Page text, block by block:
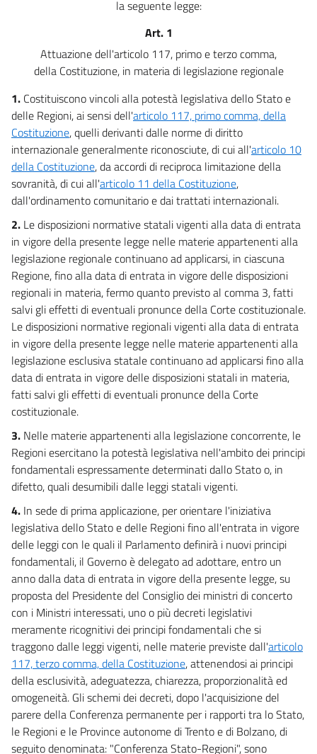
la seguente legge:
Art. 1
Attuazione dell'articolo 117, primo e terzo comma,
della Costituzione, in materia di legislazione regionale
1. Costituiscono vincoli alla potestà legislativa dello Stato e
delle Regioni, ai sensi dell'articolo 117, primo comma, della
Costituzione, quelli derivanti dalle norme di diritto
internazionale generalmente riconosciute, di cui all'articolo 10
della Costituzione, da accordi di reciproca limitazione della
sovranità, di cui all'articolo 11 della Costituzione,
dall'ordinamento comunitario e dai trattati internazionali.
2. Le disposizioni normative statali vigenti alla data di entrata
in vigore della presente legge nelle materie appartenenti alla
legislazione regionale continuano ad applicarsi, in ciascuna
Regione, fino alla data di entrata in vigore delle disposizioni
regionali in materia, fermo quanto previsto al comma 3, fatti
salvi gli effetti di eventuali pronunce della Corte costituzionale.
Le disposizioni normative regionali vigenti alla data di entrata
in vigore della presente legge nelle materie appartenenti alla
legislazione esclusiva statale continuano ad applicarsi fino alla
data di entrata in vigore delle disposizioni statali in materia,
fatti salvi gli effetti di eventuali pronunce della Corte
costituzionale.
3. Nelle materie appartenenti alla legislazione concorrente, le
Regioni esercitano la potestà legislativa nell'ambito dei principi
fondamentali espressamente determinati dallo Stato o, in
difetto, quali desumibili dalle leggi statali vigenti.
4. In sede di prima applicazione, per orientare l'iniziativa
legislativa dello Stato e delle Regioni fino all'entrata in vigore
delle leggi con le quali il Parlamento definirà i nuovi principi
fondamentali, il Governo è delegato ad adottare, entro un
anno dalla data di entrata in vigore della presente legge, su
proposta del Presidente del Consiglio dei ministri di concerto
con i Ministri interessati, uno o più decreti legislativi
meramente ricognitivi dei principi fondamentali che si
traggono dalle leggi vigenti, nelle materie previste dall'articolo
117, terzo comma, della Costituzione, attenendosi ai principi
della esclusività, adeguatezza, chiarezza, proporzionalità ed
omogeneità. Gli schemi dei decreti, dopo l'acquisizione del
parere della Conferenza permanente per i rapporti tra lo Stato,
le Regioni e le Province autonome di Trento e di Bolzano, di
seguito denominata: "Conferenza Stato-Regioni", sono